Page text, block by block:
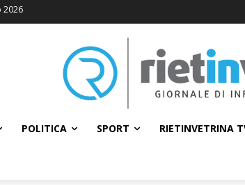
2026
POLITICA SPORT RIETINVETRINA